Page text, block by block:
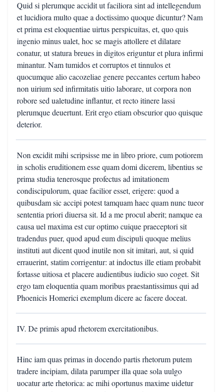
Quid si plerumque accidit ut faciliora sint ad intellegendum
et lucidiora multo quae a doctissimo quoque dicuntur? Nam
et prima est eloquentiae uirtus perspicuitas, et, quo quis
ingenio minus ualet, hoc se magis attollere et dilatare
conatur, ut statura breues in digitos eriguntur et plura infirmi
minantur. Nam tumidos et corruptos et tinnulos et
quocumque alio cacozeliae genere peccantes certum habeo
non uirium sed infirmitatis uitio laborare, ut corpora non
robore sed ualetudine inflantur, et recto itinere lassi
plerumque deuertunt. Erit ergo etiam obscurior quo quisque
deterior.
Non excidit mihi scripsisse me in libro priore, cum potiorem
in scholis eruditionem esse quam domi dicerem, libentius se
prima studia tenerosque profectus ad imitationem
condiscipulorum, quae facilior esset, erigere: quod a
quibusdam sic accipi potest tamquam haec quam nunc tueor
sententia priori diuersa sit. Id a me procul aberit; namque ea
causa uel maxima est cur optimo cuique praeceptori sit
tradendus puer, quod apud eum discipuli quoque melius
instituti aut dicent quod inutile non sit imitari, aut, si quid
errauerint, statim corrigentur: at indoctus ille etiam probabit
fortasse uitiosa et placere audientibus iudicio suo coget. Sit
ergo tam eloquentia quam moribus praestantissimus qui ad
Phoenicis Homerici exemplum dicere ac facere doceat.
IV. De primis apud rhetorem exercitationibus.
Hinc iam quas primas in docendo partis rhetorum putem
tradere incipiam, dilata parumper illa quae sola uulgo
uocatur arte rhetorica: ac mihi oportunus maxime uidetur